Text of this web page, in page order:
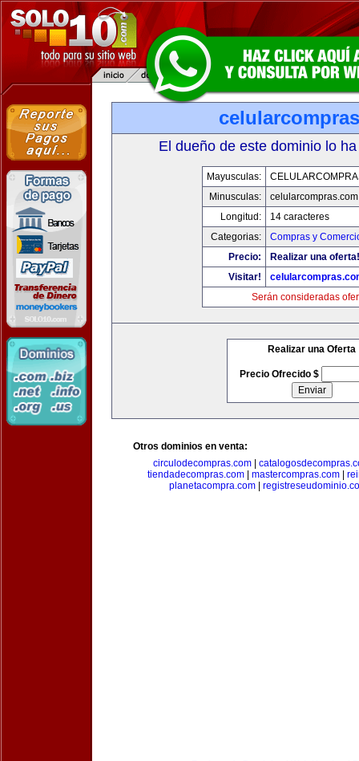
El dueño de este dominio lo
Mayusculas:
Minusculas:
celularcompras.com
Longitud:
14 caracteres
Categorias:
Compras y
Precio:
Realizar una oferta!
Visitar!
Serán consideradas
Realizar una Oferta
Precio Ofrecido $
Otros dominios en venta:
circulodecompras.com|
tiendadecompras.com| mastercompras.com|
planetacompra.com|